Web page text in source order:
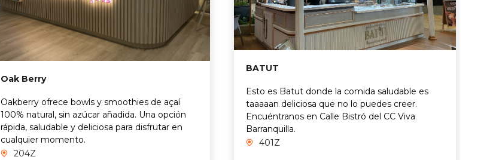
Oak Berry
Oakberry ofrece bowls y smoothies de açaí
100% natural, sin azúcar añadida. Una opción
rápida, saludable y deliciosa para disfrutar en
cualquier momento.
204Z
BATUT
Esto es Batut donde la comida saludable es
taaaaan deliciosa que no lo puedes creer.
Encuéntranos en Calle Bistró del CC Viva
Barranquilla.
401Z